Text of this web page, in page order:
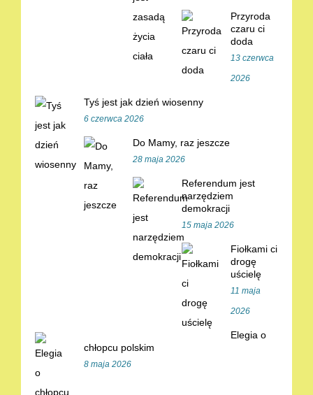
Przyroda
czaru ci
doda
13 czerwca
2026
Tyś jest jak dzień wiosenny
6 czerwca 2026
Do Mamy, raz jeszcze
28 maja 2026
Referendum jest
narzędziem
demokracji
15 maja 2026
Fiołkami ci
drogę
uścielę
11 maja
2026
Elegia o
chłopcu polskim
8 maja 2026